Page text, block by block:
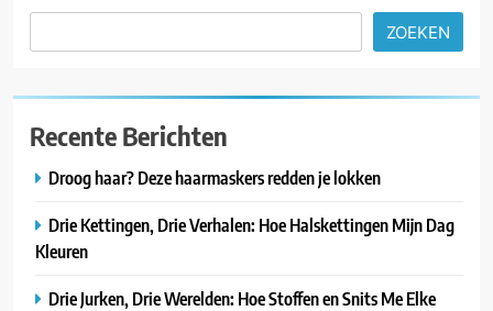
ZOEKEN
Recente Berichten
Droog haar? Deze haarmaskers redden je lokken
Drie Kettingen, Drie Verhalen: Hoe Halskettingen Mijn Dag
Kleuren
Drie Jurken, Drie Werelden: Hoe Stoffen en Snits Me Elke